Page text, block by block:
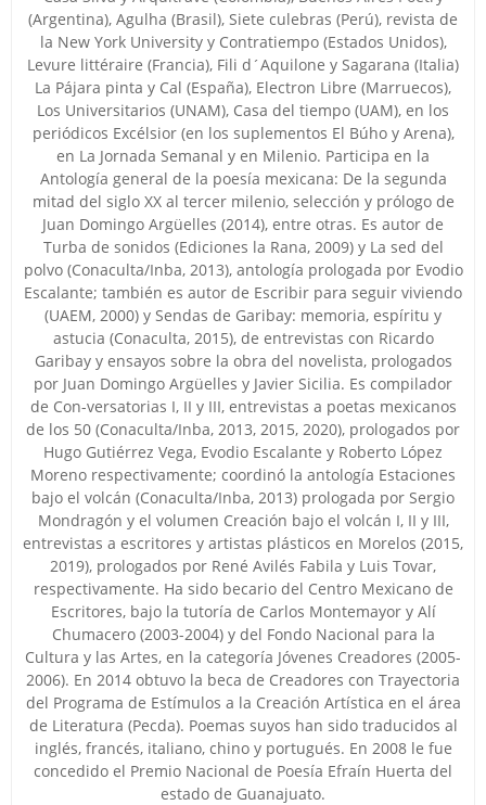
(Argentina), Agulha (Brasil), Siete culebras (Perú), revista de
la New York University y Contratiempo (Estados Unidos),
Levure littéraire (Francia), Fili d´Aquilone y Sagarana (Italia)
La Pájara pinta y Cal (España), Electron Libre (Marruecos),
Los Universitarios (UNAM), Casa del tiempo (UAM), en los
periódicos Excélsior (en los suplementos El Búho y Arena),
en La Jornada Semanal y en Milenio. Participa en la
Antología general de la poesía mexicana: De la segunda
mitad del siglo XX al tercer milenio, selección y prólogo de
Juan Domingo Argüelles (2014), entre otras. Es autor de
Turba de sonidos (Ediciones la Rana, 2009) y La sed del
polvo (Conaculta/Inba, 2013), antología prologada por Evodio
Escalante; también es autor de Escribir para seguir viviendo
(UAEM, 2000) y Sendas de Garibay: memoria, espíritu y
astucia (Conaculta, 2015), de entrevistas con Ricardo
Garibay y ensayos sobre la obra del novelista, prologados
por Juan Domingo Argüelles y Javier Sicilia. Es compilador
de Con-versatorias I, II y III, entrevistas a poetas mexicanos
de los 50 (Conaculta/Inba, 2013, 2015, 2020), prologados por
Hugo Gutiérrez Vega, Evodio Escalante y Roberto López
Moreno respectivamente; coordinó la antología Estaciones
bajo el volcán (Conaculta/Inba, 2013) prologada por Sergio
Mondragón y el volumen Creación bajo el volcán I, II y III,
entrevistas a escritores y artistas plásticos en Morelos (2015,
2019), prologados por René Avilés Fabila y Luis Tovar,
respectivamente. Ha sido becario del Centro Mexicano de
Escritores, bajo la tutoría de Carlos Montemayor y Alí
Chumacero (2003-2004) y del Fondo Nacional para la
Cultura y las Artes, en la categoría Jóvenes Creadores (2005-
2006). En 2014 obtuvo la beca de Creadores con Trayectoria
del Programa de Estímulos a la Creación Artística en el área
de Literatura (Pecda). Poemas suyos han sido traducidos al
inglés, francés, italiano, chino y portugués. En 2008 le fue
concedido el Premio Nacional de Poesía Efraín Huerta del
estado de Guanajuato.